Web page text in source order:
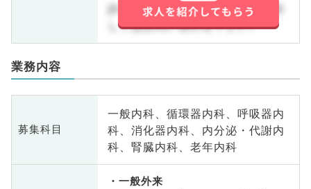
詳しくはお問い合わせ下さい。詳
しくはお問い合わせ下さい。
業務内容
募集科目
一般内科、循環器内科、呼吸器内
科、消化器内科、内分泌・代謝内
科、腎臓内科、老年内科
一般外来